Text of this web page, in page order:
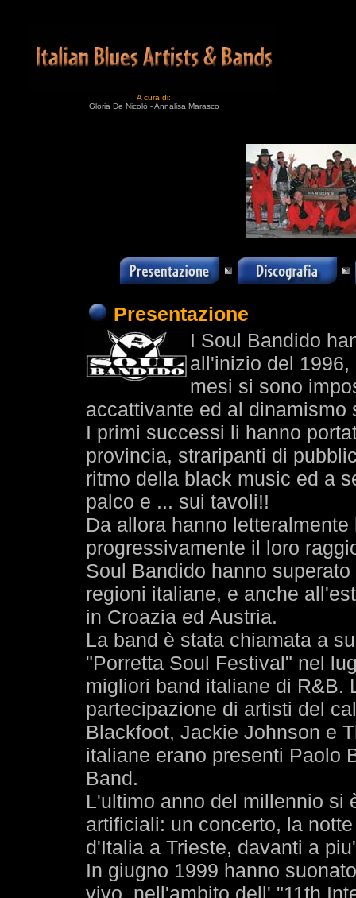
A cura di:
Gloria De Nicolò - Annalisa Marasco
Presentazione
I Soul Bandido
all'inizio del
mesi si sono
accattivante ed al dinamismo
I primi successi li hanno
provincia, straripanti di
ritmo della black music ed a
palco e ... sui tavoli!!
Da allora hanno
progressivamente il loro
Soul Bandido hanno
regioni italiane, e anche
in Croazia ed Austria.
La band è stata chiamata a
"Porretta Soul Festival" nel
migliori band italiane di R&B.
partecipazione di artisti del
Blackfoot, Jackie Johnson e
italiane erano presenti Paolo
Band.
L'ultimo anno del millennio si
artificiali: un concerto, la
d'Italia a Trieste, davanti a
In giugno 1999 hanno
vivo, nell'ambito dell' "11th